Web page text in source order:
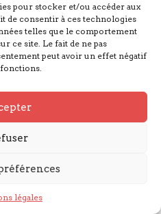
pour stocker et/ou accéder aux
de consentir à ces technologies
telles que le comportement
ce site. Le fait de ne pas
peut avoir un effet négatif
légales
2023